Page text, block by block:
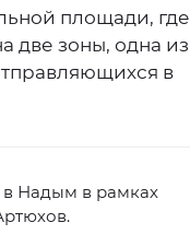
площади, где
две зоны, одна из
в
в Надым в рамках